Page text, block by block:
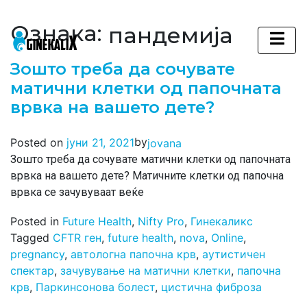
Main Navigation
Ознака: пандемија
Зошто треба да сочувате
матични клетки од папочната
врвка на вашето дете?
Posted on јуни 21, 2021byjovana
Зошто треба да сочувате матични клетки од папочната
врвка на вашето дете? Матичните клетки од папочна
врвка се зачувуваат веќе
Posted in Future Health, Nifty Pro, Гинекаликс
Tagged CFTR ген, future health, nova, Online,
pregnancy, автологна папочна крв, аутистичен
спектар, зачувување на матични клетки, папочна
крв, Паркинсонова болест, цистична фиброза